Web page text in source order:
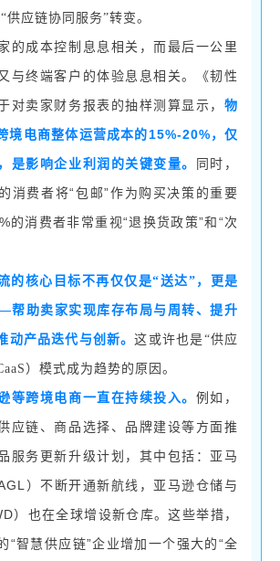
供应链协同服务”转变。
的成本控制息息相关，而最后一公里
与终端客户的体验息息相关。《韧性
对卖家财务报表的抽样测算显示， 物
境电商整体运营成本的 15%-20%，仅
是影响企业利润的关键变量。
同时，
消费者将“包邮”作为购买决策的重要
的消费者非常重视“退换货政策”和“次
的核心目标不再仅仅是“送达”，更是
助卖家实现库存布局与周转、提升
动产品迭代与创新。这或许也是“供应
）模式成为趋势的原因。
等跨境电商一直在持续投入。 例如，
应链、商品选择、品牌建设等方面推
服务更新升级计划，其中包括：亚马
）不断开通新航线，亚马逊仓储与
）也在全球增设新仓库。这些举措，
“智慧供应链”企业增加一个强大的“全